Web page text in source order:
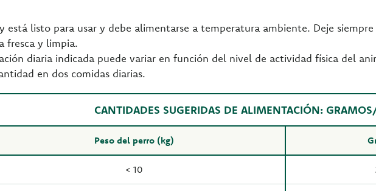
está listo para usar y debe alimentarse a temperatura ambiente. Deje
fresca y limpia.
diaria indicada puede variar en función del nivel de actividad física del
en dos comidas diarias.
CANTIDADES SUGERIDAS DE ALIMENTACIÓN:
Peso del perro (kg)
< 10